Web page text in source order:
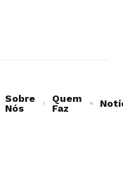
Sobre
Nós
Quem
Faz